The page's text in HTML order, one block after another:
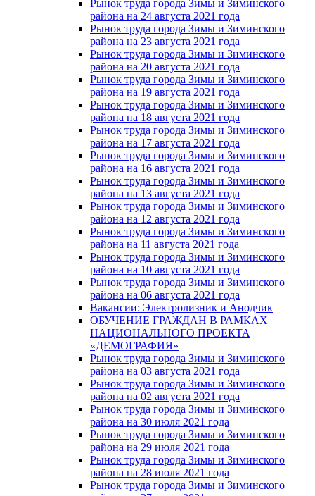
Рынок труда города Зимы и Зиминского
района на 24 августа 2021 года
Рынок труда города Зимы и Зиминского
района на 23 августа 2021 года
Рынок труда города Зимы и Зиминского
района на 20 августа 2021 года
Рынок труда города Зимы и Зиминского
района на 19 августа 2021 года
Рынок труда города Зимы и Зиминского
района на 18 августа 2021 года
Рынок труда города Зимы и Зиминского
района на 17 августа 2021 года
Рынок труда города Зимы и Зиминского
района на 16 августа 2021 года
Рынок труда города Зимы и Зиминского
района на 13 августа 2021 года
Рынок труда города Зимы и Зиминского
района на 12 августа 2021 года
Рынок труда города Зимы и Зиминского
района на 11 августа 2021 года
Рынок труда города Зимы и Зиминского
района на 10 августа 2021 года
Рынок труда города Зимы и Зиминского
района на 06 августа 2021 года
Вакансии: Электролизник и Анодчик
ОБУЧЕНИЕ ГРАЖДАН В РАМКАХ
НАЦИОНАЛЬНОГО ПРОЕКТА
«ДЕМОГРАФИЯ»
Рынок труда города Зимы и Зиминского
района на 03 августа 2021 года
Рынок труда города Зимы и Зиминского
района на 02 августа 2021 года
Рынок труда города Зимы и Зиминского
района на 30 июля 2021 года
Рынок труда города Зимы и Зиминского
района на 29 июля 2021 года
Рынок труда города Зимы и Зиминского
района на 28 июля 2021 года
Рынок труда города Зимы и Зиминского